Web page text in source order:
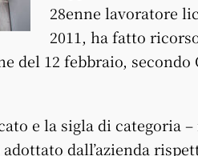
28enne lavoratore
2011, ha fatto
del 12 febbraio,
e la sigla di categoria
dall’azienda